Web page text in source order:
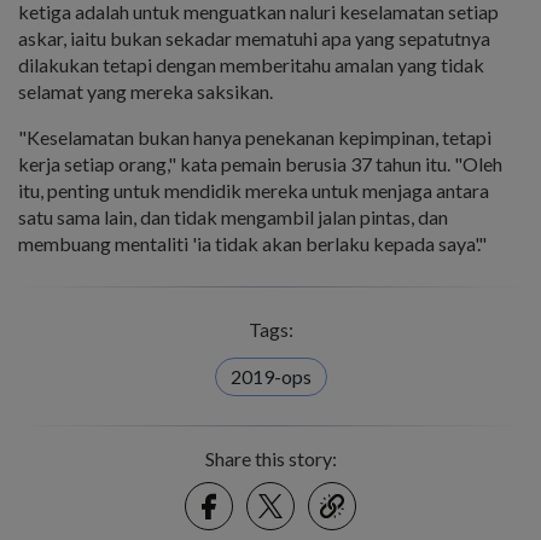
ketiga adalah untuk menguatkan naluri keselamatan setiap
askar, iaitu bukan sekadar mematuhi apa yang sepatutnya
dilakukan tetapi dengan memberitahu amalan yang tidak
selamat yang mereka saksikan.
"Keselamatan bukan hanya penekanan kepimpinan, tetapi
kerja setiap orang," kata pemain berusia 37 tahun itu. "Oleh
itu, penting untuk mendidik mereka untuk menjaga antara
satu sama lain, dan tidak mengambil jalan pintas, dan
membuang mentaliti 'ia tidak akan berlaku kepada saya'."
Tags:
2019-ops
Share this story:
FacebookTwitter
link